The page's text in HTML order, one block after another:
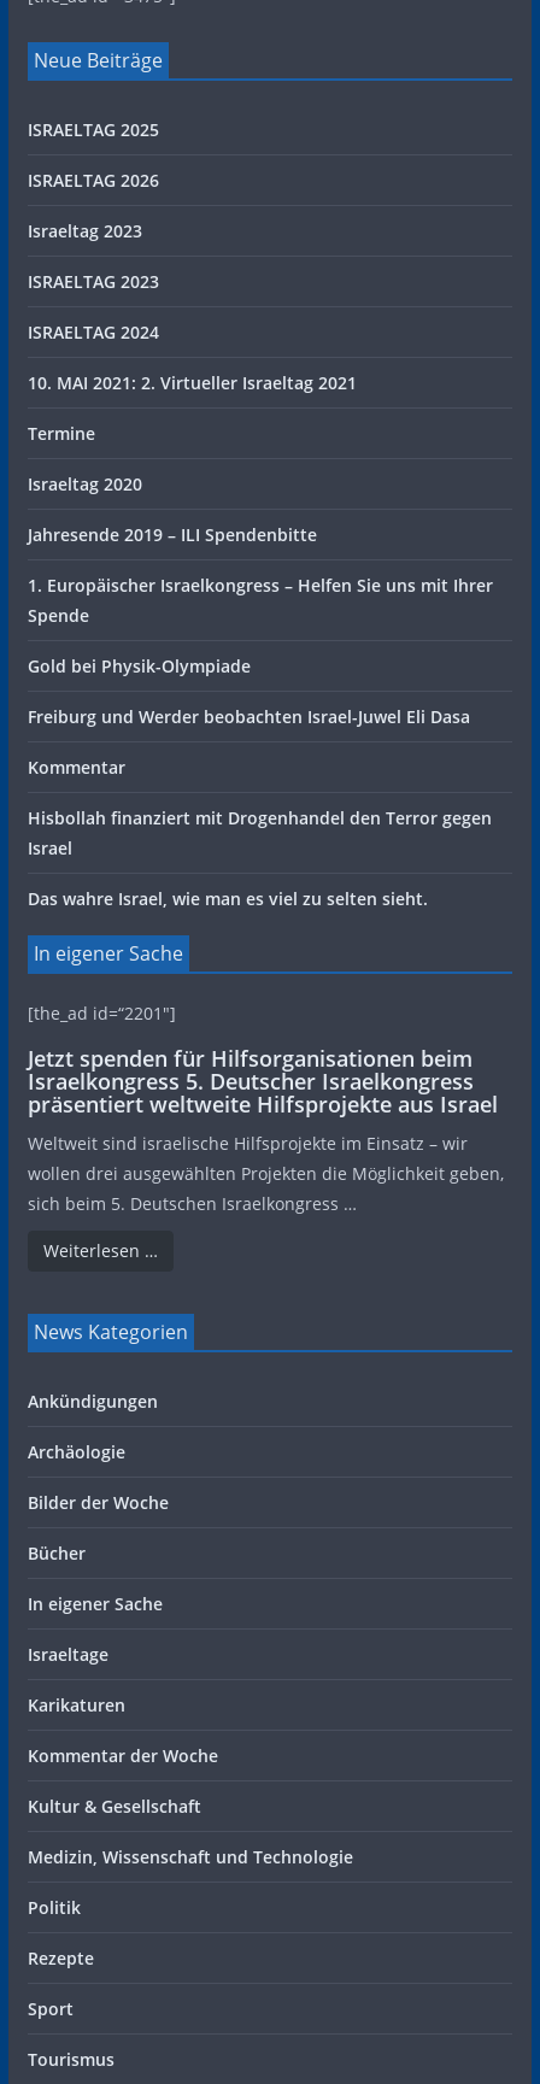
Neue Beiträge
ISRAELTAG 2025
ISRAELTAG 2026
Israeltag 2023
ISRAELTAG 2023
ISRAELTAG 2024
10. MAI 2021: 2. Virtueller Israeltag 2021
Termine
Israeltag 2020
Jahresende 2019 – ILI Spendenbitte
1. Europäischer Israelkongress – Helfen Sie uns mit Ihrer
Spende
Gold bei Physik-Olympiade
Freiburg und Werder beobachten Israel-Juwel Eli Dasa
Kommentar
Hisbollah finanziert mit Drogenhandel den Terror gegen
Israel
Das wahre Israel, wie man es viel zu selten sieht.
In eigener Sache
[the_ad id=“2201″]
Jetzt spenden für Hilfsorganisationen beim
Israelkongress 5. Deutscher Israelkongress
präsentiert weltweite Hilfsprojekte aus Israel
Weltweit sind israelische Hilfsprojekte im Einsatz – wir
wollen drei ausgewählten Projekten die Möglichkeit geben,
sich beim 5. Deutschen Israelkongress …
Weiterlesen …
News Kategorien
Ankündigungen
Archäologie
Bilder der Woche
Bücher
In eigener Sache
Israeltage
Karikaturen
Kommentar der Woche
Kultur & Gesellschaft
Medizin, Wissenschaft und Technologie
Politik
Rezepte
Sport
Tourismus